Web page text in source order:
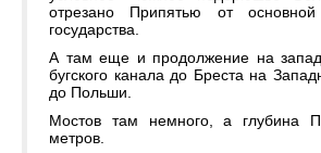
отрезано Припятью от
государства.
А там еще и продолжение на
бугского канала до Бреста на
до Польши.
Мостов там немного, а глубина
метров.